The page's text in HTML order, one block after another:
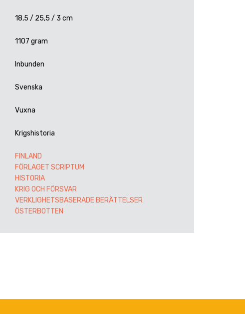
18,5 / 25,5 / 3 cm
1107 gram
Inbunden
Svenska
Vuxna
Krigshistoria
FINLAND
FÖRLAGET SCRIPTUM
HISTORIA
KRIG OCH FÖRSVAR
VERKLIGHETSBASERADE BERÄTTELSER
ÖSTERBOTTEN